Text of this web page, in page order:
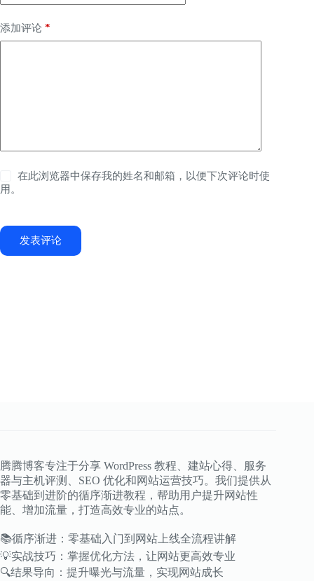
添加评论 *
在此浏览器中保存我的姓名和邮箱，以便下次评论时使
用。
发表评论
腾腾博客专注于分享 WordPress 教程、建站心得、服务
器与主机评测、SEO 优化和网站运营技巧。我们提供从
零基础到进阶的循序渐进教程，帮助用户提升网站性
能、增加流量，打造高效专业的站点。
📚循序渐进：零基础入门到网站上线全流程讲解
💡实战技巧：掌握优化方法，让网站更高效专业
🔍结果导向：提升曝光与流量，实现网站成长